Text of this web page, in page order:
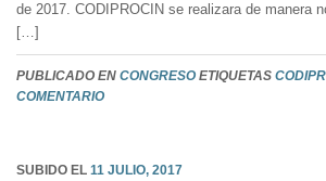
de 2017. CODIPROCIN se realizara de manera
[…]
PUBLICADO EN CONGRESO ETIQUETAS
COMENTARIO
SUBIDO EL 11 JULIO, 2017